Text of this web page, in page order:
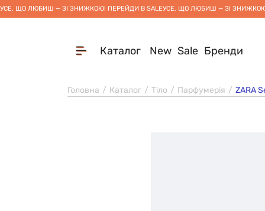
УСЕ, ЩО ЛЮБИШ — ЗІ ЗНИЖКОЮ! ПЕРЕЙДИ В SALEУСЕ, ЩО ЛЮБИШ — ЗІ
Каталог New Sale Бренди
Головна Каталог Тіло Парфумерія ZARA